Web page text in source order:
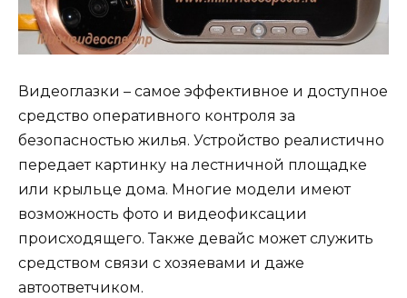
Видеоглазки – самое эффективное и доступное
средство оперативного контроля за
безопасностью жилья. Устройство реалистично
передает картинку на лестничной площадке
или крыльце дома. Многие модели имеют
возможность фото и видеофиксации
происходящего. Также девайс может служить
средством связи с хозяевами и даже
автоответчиком.